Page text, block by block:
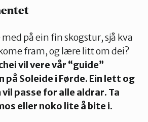
med på ein fin skogstur, sjå kva
fram, og lære litt om dei?
vil vere vår “guide”
på Soleide i Førde. Ein lett og
passe for alle aldrar. Ta
eller noko lite å bite i.